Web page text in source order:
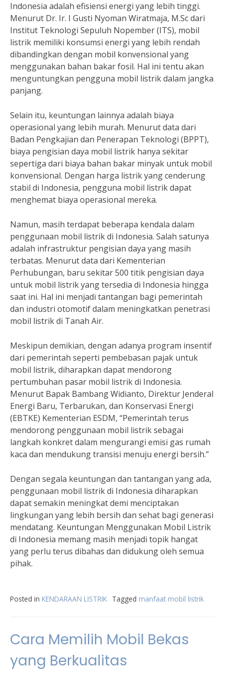
Indonesia adalah efisiensi energi yang lebih tinggi.
Menurut Dr. Ir. I Gusti Nyoman Wiratmaja, M.Sc dari
Institut Teknologi Sepuluh Nopember (ITS), mobil
listrik memiliki konsumsi energi yang lebih rendah
dibandingkan dengan mobil konvensional yang
menggunakan bahan bakar fosil. Hal ini tentu akan
menguntungkan pengguna mobil listrik dalam jangka
panjang.
Selain itu, keuntungan lainnya adalah biaya
operasional yang lebih murah. Menurut data dari
Badan Pengkajian dan Penerapan Teknologi (BPPT),
biaya pengisian daya mobil listrik hanya sekitar
sepertiga dari biaya bahan bakar minyak untuk mobil
konvensional. Dengan harga listrik yang cenderung
stabil di Indonesia, pengguna mobil listrik dapat
menghemat biaya operasional mereka.
Namun, masih terdapat beberapa kendala dalam
penggunaan mobil listrik di Indonesia. Salah satunya
adalah infrastruktur pengisian daya yang masih
terbatas. Menurut data dari Kementerian
Perhubungan, baru sekitar 500 titik pengisian daya
untuk mobil listrik yang tersedia di Indonesia hingga
saat ini. Hal ini menjadi tantangan bagi pemerintah
dan industri otomotif dalam meningkatkan penetrasi
mobil listrik di Tanah Air.
Meskipun demikian, dengan adanya program insentif
dari pemerintah seperti pembebasan pajak untuk
mobil listrik, diharapkan dapat mendorong
pertumbuhan pasar mobil listrik di Indonesia.
Menurut Bapak Bambang Widianto, Direktur Jenderal
Energi Baru, Terbarukan, dan Konservasi Energi
(EBTKE) Kementerian ESDM, “Pemerintah terus
mendorong penggunaan mobil listrik sebagai
langkah konkret dalam mengurangi emisi gas rumah
kaca dan mendukung transisi menuju energi bersih.”
Dengan segala keuntungan dan tantangan yang ada,
penggunaan mobil listrik di Indonesia diharapkan
dapat semakin meningkat demi menciptakan
lingkungan yang lebih bersih dan sehat bagi generasi
mendatang. Keuntungan Menggunakan Mobil Listrik
di Indonesia memang masih menjadi topik hangat
yang perlu terus dibahas dan didukung oleh semua
pihak.
Posted in KENDARAAN LISTRIK Tagged manfaat mobil listrik
Cara Memilih Mobil Bekas
yang Berkualitas